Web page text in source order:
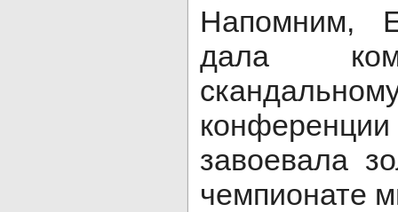
Напомним,
дала
завоевала
чемпионате